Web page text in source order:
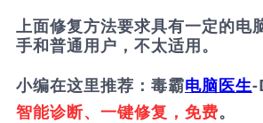
上面修复方法要求具有一定的电
手和普通用户，不太适用。
小编在这里推荐：毒霸电脑医生-
智能诊断、一键修复，免费。